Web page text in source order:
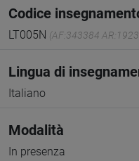
Codice
LT005N (AF:343384
Lingua di
Italiano
Modalità
In presenza